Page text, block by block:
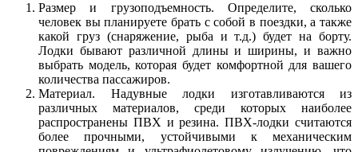
Размер и грузоподъемность. Определите, сколько
человек вы планируете брать с собой в поездки, а также
какой груз (снаряжение, рыба и т.д.) будет на борту.
Лодки бывают различной длины и ширины, и важно
выбрать модель, которая будет комфортной для вашего
количества пассажиров.
Материал. Надувные лодки изготавливаются из
различных материалов, среди которых наиболее
распространены ПВХ и резина. ПВХ-лодки считаются
более прочными, устойчивыми к механическим